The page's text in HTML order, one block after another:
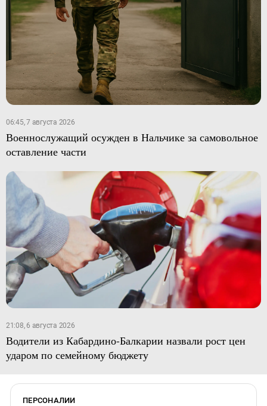
06:45, 7 августа 2026
Военнослужащий осужден в Нальчике за самовольное
оставление части
21:08, 6 августа 2026
Водители из Кабардино-Балкарии назвали рост цен
ударом по семейному бюджету
ПЕРСОНАЛИИ